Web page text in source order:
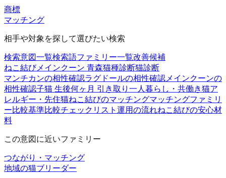
商標
マッチング
相手や対象を探して選びたい検索
検索意図一覧検索語ファミリー一覧改善候補
ねこ結びメインクーン 青森猫種診断猫診断
マンチカンの相性確認ラグドールの相性確認メインクーンの
相性確認子猫 生後何ヶ月 引き取り 一人暮らし・共働き猫ア
レルギー・先住猫ねこ結びのマッチングマッチングファミリ
ー比較基準比較チェックリスト 運用の流れねこ結びの安心材
料
この意図に近いファミリー
つながり・マッチング
地域の猫ブリーダー